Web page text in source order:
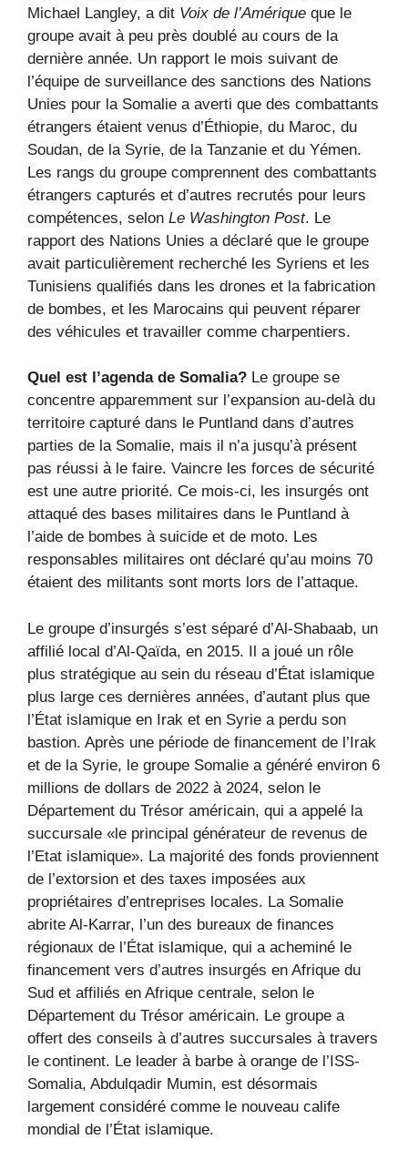
Michael Langley, a dit Voix de l’Amérique que le
groupe avait à peu près doublé au cours de la
dernière année. Un rapport le mois suivant de
l’équipe de surveillance des sanctions des Nations
Unies pour la Somalie a averti que des combattants
étrangers étaient venus d’Éthiopie, du Maroc, du
Soudan, de la Syrie, de la Tanzanie et du Yémen.
Les rangs du groupe comprennent des combattants
étrangers capturés et d’autres recrutés pour leurs
compétences, selon Le Washington Post. Le
rapport des Nations Unies a déclaré que le groupe
avait particulièrement recherché les Syriens et les
Tunisiens qualifiés dans les drones et la fabrication
de bombes, et les Marocains qui peuvent réparer
des véhicules et travailler comme charpentiers.
Quel est l’agenda de Somalia? Le groupe se
concentre apparemment sur l’expansion au-delà du
territoire capturé dans le Puntland dans d’autres
parties de la Somalie, mais il n’a jusqu’à présent
pas réussi à le faire. Vaincre les forces de sécurité
est une autre priorité. Ce mois-ci, les insurgés ont
attaqué des bases militaires dans le Puntland à
l’aide de bombes à suicide et de moto. Les
responsables militaires ont déclaré qu’au moins 70
étaient des militants sont morts lors de l’attaque.
Le groupe d’insurgés s’est séparé d’Al-Shabaab, un
affilié local d’Al-Qaïda, en 2015. Il a joué un rôle
plus stratégique au sein du réseau d’État islamique
plus large ces dernières années, d’autant plus que
l’État islamique en Irak et en Syrie a perdu son
bastion. Après une période de financement de l’Irak
et de la Syrie, le groupe Somalie a généré environ 6
millions de dollars de 2022 à 2024, selon le
Département du Trésor américain, qui a appelé la
succursale «le principal générateur de revenus de
l’Etat islamique». La majorité des fonds proviennent
de l’extorsion et des taxes imposées aux
propriétaires d’entreprises locales. La Somalie
abrite Al-Karrar, l’un des bureaux de finances
régionaux de l’État islamique, qui a acheminé le
financement vers d’autres insurgés en Afrique du
Sud et affiliés en Afrique centrale, selon le
Département du Trésor américain. Le groupe a
offert des conseils à d’autres succursales à travers
le continent. Le leader à barbe à orange de l’ISS-
Somalia, Abdulqadir Mumin, est désormais
largement considéré comme le nouveau calife
mondial de l’État islamique.